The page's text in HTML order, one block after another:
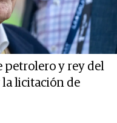
petrolero y rey del
licitación de